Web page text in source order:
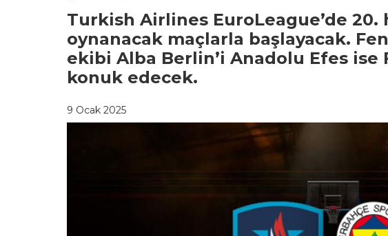
Turkish Airlines EuroLeague’de 20.
oynanacak maçlarla başlayacak.
ekibi Alba Berlin’i Anadolu Efes ise
konuk edecek.
9 Ocak 2025